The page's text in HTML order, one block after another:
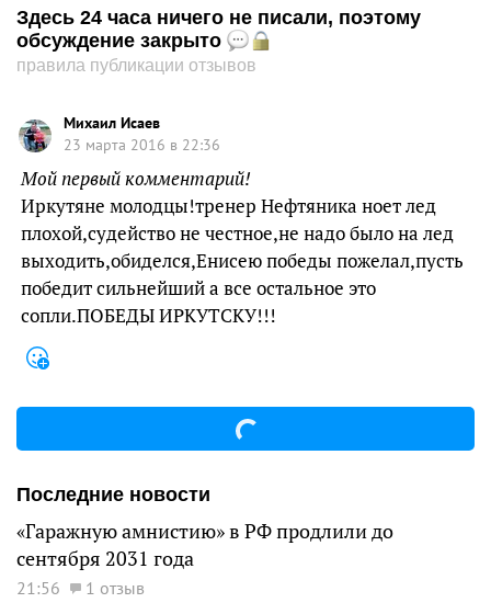
Здесь 24 часа ничего не писали, поэтому
обсуждение закрыто
правила публикации отзывов
Михаил Исаев
23 марта 2016 в 22:36
Мой первый комментарий!
Иркутяне молодцы!тренер Нефтяника ноет лед
плохой,судейство не честное,не надо было на лед
выходить,обиделся,Енисею победы пожелал,пусть
победит сильнейший а все остальное это
сопли.ПОБЕДЫ ИРКУТСКУ!!!
Последние новости
«Гаражную амнистию» в РФ продлили до
сентября 2031 года
21:56 1 отзыв